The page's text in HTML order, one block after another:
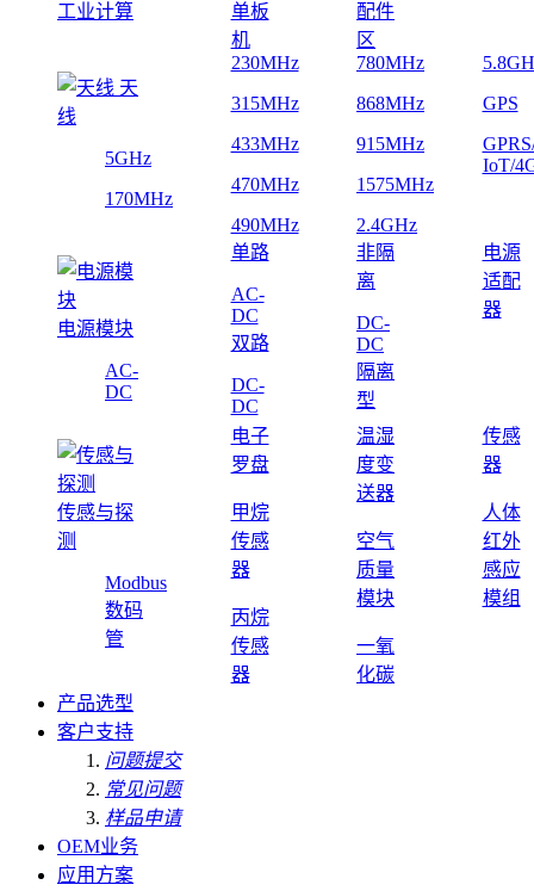
工业计算
单板
机
配件
区
天
线
5GHz
170MHz
230MHz
315MHz
433MHz
470MHz
490MHz
780MHz
868MHz
915MHz
1575MHz
2.4GHz
GPS
IoT/
电源模块
AC-
DC
单路
AC-
DC
双路
DC-
DC
非隔
离
DC-
DC
隔离
型
电源
适配
器
传感与探
测
Modbus
数码
管
电子
罗盘
甲烷
传感
器
丙烷
传感
器
温湿
度变
送器
空气
质量
模块
一氧
化碳
传感
器
人体
红外
感应
模组
产品选型
客户支持
问题提交
常见问题
样品申请
OEM业务
应用方案